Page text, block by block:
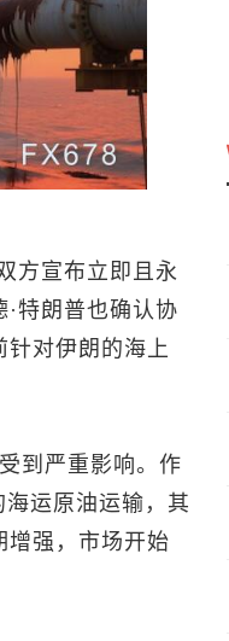
方宣布立即且永
特朗普也确认协
针对伊朗的海上
到严重影响。作
运原油运输，其
增强，市场开始